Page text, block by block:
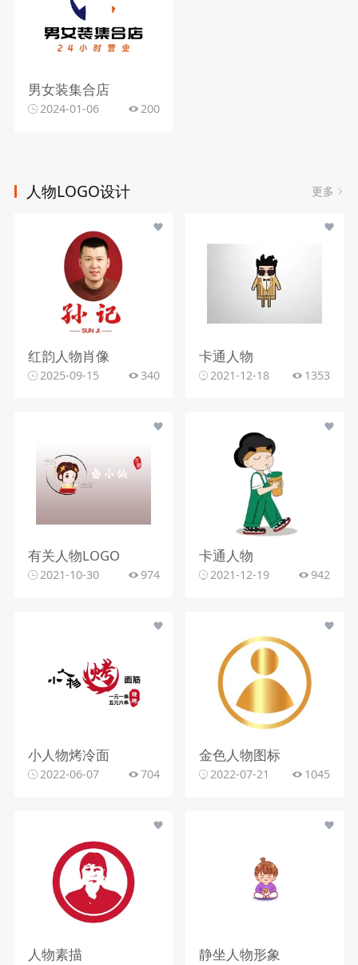
男女装集合店
2024-01-06 200
人物LOGO设计 更多
红韵人物肖像
2025-09-15 340
卡通人物
2021-12-18 1353
有关人物LOGO
2021-10-30 974
卡通人物
2021-12-19 942
小人物烤冷面
2022-06-07 704
金色人物图标
2022-07-21 1045
人物素描 静坐人物形象